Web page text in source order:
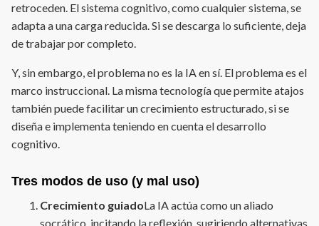
retroceden. El sistema cognitivo, como cualquier sistema, se
adapta a una carga reducida. Si se descarga lo suficiente, deja
de trabajar por completo.
Y, sin embargo, el problema no es la IA en sí. El problema es el
marco instruccional. La misma tecnología que permite atajos
también puede facilitar un crecimiento estructurado, si se
diseña e implementa teniendo en cuenta el desarrollo
cognitivo.
Tres modos de uso (y mal uso)
Crecimiento guiadoLa IA actúa como un aliado
socrático, incitando la reflexión, sugiriendo alternativas